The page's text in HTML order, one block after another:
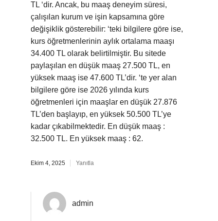
TL ‘dir. Ancak, bu maaş deneyim süresi,
çalışılan kurum ve işin kapsamına göre
değişiklik gösterebilir: ‘teki bilgilere göre ise,
kurs öğretmenlerinin aylık ortalama maaşı
34.400 TL olarak belirtilmiştir. Bu sitede
paylaşılan en düşük maaş 27.500 TL, en
yüksek maaş ise 47.600 TL’dir. ‘te yer alan
bilgilere göre ise 2026 yılında kurs
öğretmenleri için maaşlar en düşük 27.876
TL’den başlayıp, en yüksek 50.500 TL’ye
kadar çıkabilmektedir. En düşük maaş :
32.500 TL. En yüksek maaş : 62.
Ekim 4, 2025 Yanıtla
admin